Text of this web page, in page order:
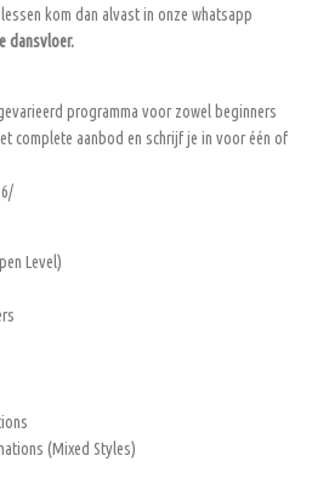
kom dan alvast in onze whatsapp
dansvloer.
programma voor zowel beginners
complete aanbod en schrijf je in voor één of
Level)
(Mixed Styles)